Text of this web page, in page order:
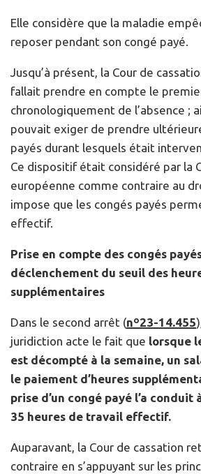
Elle considère que la maladie
reposer pendant son congé payé.
Jusqu’à présent, la Cour de
fallait prendre en compte le
chronologiquement de l’absence ;
pouvait exiger de prendre
payés durant lesquels était
Ce dispositif était considéré par la
européenne comme contraire au
impose que les congés payés
effectif.
Prise en compte des congés
déclenchement du seuil des
supplémentaires
Dans le second arrêt (nº23-14.455
juridiction acte le fait que lorsque
est décompté à la semaine, un
le paiement d’heures
prise d’un congé payé l’a conduit
35 heures de travail effectif.
Auparavant, la Cour de cassation
contraire en s’appuyant sur les